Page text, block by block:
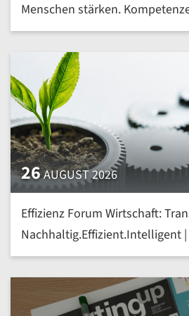
Menschen stärken.
heute entwickeln | mehr »
26AUGUST 2026
Effizienz Forum Wirtschaft: